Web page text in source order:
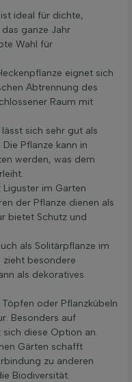
ideal für dichte,
ganze Jahr
Wahl für
eignet sich
Abtrennung des
Raum mit
sich sehr gut als
Pflanze kann in
werden, was dem
Liguster im Garten
der Pflanze dienen als
bietet Schutz und
als Solitärpflanze im
zieht besondere
als dekoratives
Töpfen oder Pflanzkübeln
Besonders auf
diese Option an.
Gärten schafft
zu anderen
Biodiversität.